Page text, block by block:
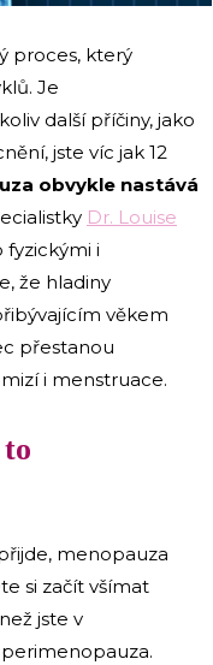
proces, který
Je
další příčiny, jako
jste víc jak 12
obvykle nastává
Dr. Louise
i
že hladiny
věkem
přestanou
i menstruace.
menopauza
si začít všímat
jste v